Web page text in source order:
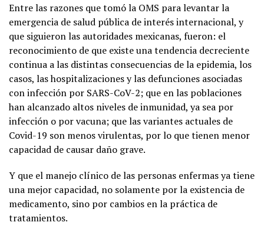
Entre las razones que tomó la OMS para levantar la
emergencia de salud pública de interés internacional, y
que siguieron las autoridades mexicanas, fueron: el
reconocimiento de que existe una tendencia decreciente
continua a las distintas consecuencias de la epidemia, los
casos, las hospitalizaciones y las defunciones asociadas
con infección por SARS-CoV-2; que en las poblaciones
han alcanzado altos niveles de inmunidad, ya sea por
infección o por vacuna; que las variantes actuales de
Covid-19 son menos virulentas, por lo que tienen menor
capacidad de causar daño grave.
Y que el manejo clínico de las personas enfermas ya tiene
una mejor capacidad, no solamente por la existencia de
medicamento, sino por cambios en la práctica de
tratamientos.